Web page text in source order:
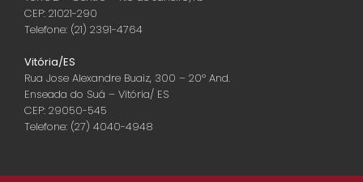
CEP: 21021-290
Telefone: (21) 2391-4764
Vitória/ES
Rua Jose Alexandre Buaiz, 300 – 20º And.
Enseada do Suá – Vitória/ ES
CEP: 29050-545
Telefone: (27) 4040-4948